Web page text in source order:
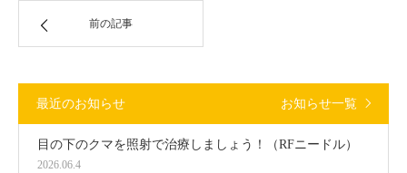
前の記事
最近のお知らせ お知らせ一覧
目の下のクマを照射で治療しましょう！（RFニードル）
2026.06.4